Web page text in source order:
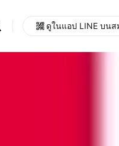
ดูในแอป LINE บน